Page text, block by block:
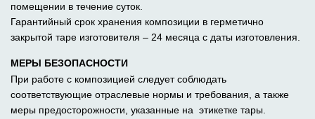
помещении в течение суток.
Гарантийный срок хранения композиции в герметично
закрытой таре изготовителя – 24 месяца с даты изготовления.
МЕРЫ БЕЗОПАСНОСТИ
При работе с композицией следует соблюдать
соответствующие отраслевые нормы и требования, а также
меры предосторожности, указанные на этикетке тары.